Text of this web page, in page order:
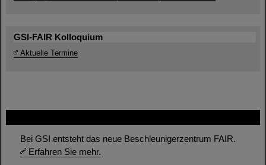
Bei GSI entsteht das neue Beschleunigerzentrum FAIR.
Erfahren Sie mehr.
GSI-FAIR Kolloquium
Aktuelle Termine